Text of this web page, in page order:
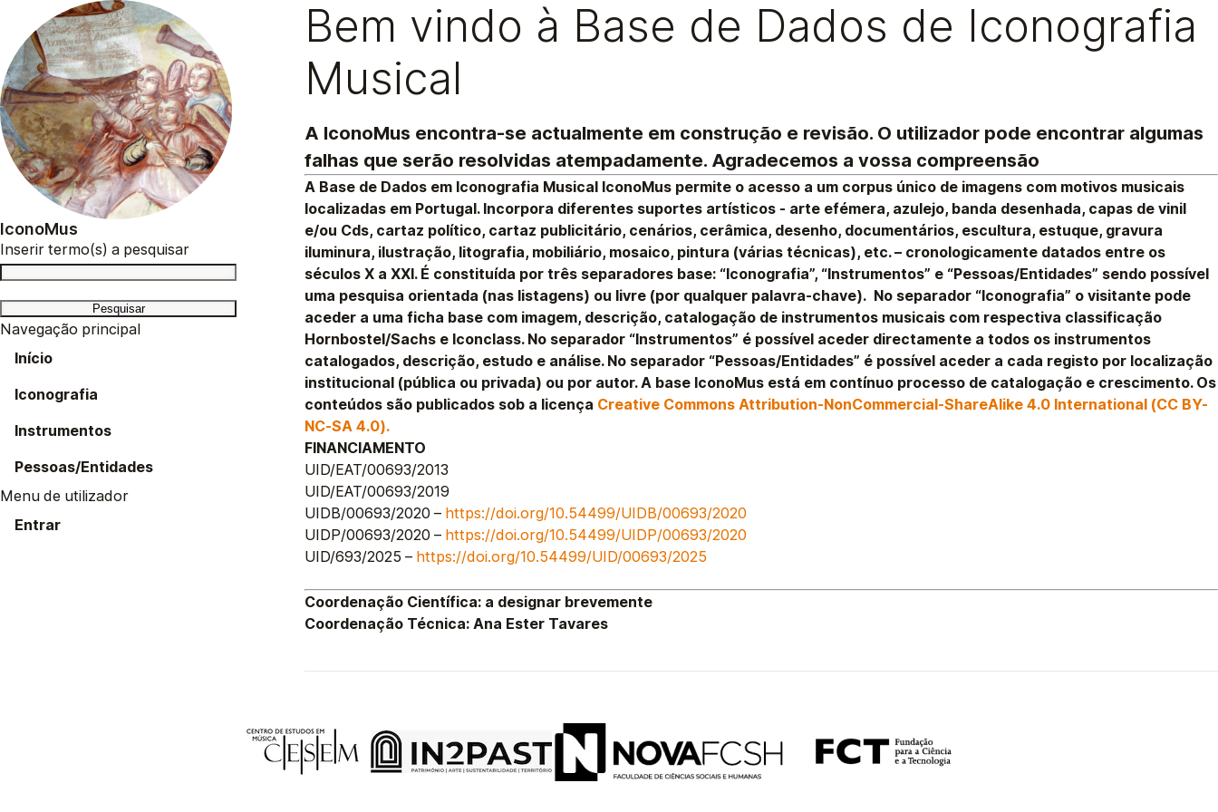
IconoMus
Inserir termo(s) a pesquisar
Navegação principal
Início
Iconografia
Instrumentos
Pessoas/Entidades
Menu de utilizador
Entrar
Bem vindo à Base de Dados de Iconografia
Musical
A IconoMus encontra-se actualmente em construção e revisão. O utilizador pode encontrar algumas
falhas que serão resolvidas atempadamente. Agradecemos a vossa compreensão
A Base de Dados em Iconografia Musical IconoMus permite o acesso a um corpus único de imagens com motivos musicais
localizadas em Portugal. Incorpora diferentes suportes artísticos - arte efémera, azulejo, banda desenhada, capas de vinil
e/ou Cds, cartaz político, cartaz publicitário, cenários, cerâmica, desenho, documentários, escultura, estuque, gravura
iluminura, ilustração, litografia, mobiliário, mosaico, pintura (várias técnicas), etc. – cronologicamente datados entre os
séculos X a XXI. É constituída por três separadores base: “Iconografia”, “Instrumentos” e “Pessoas/Entidades” sendo possível
uma pesquisa orientada (nas listagens) ou livre (por qualquer palavra-chave). No separador “Iconografia” o visitante pode
aceder a uma ficha base com imagem, descrição, catalogação de instrumentos musicais com respectiva classificação
Hornbostel/Sachs e Iconclass. No separador “Instrumentos” é possível aceder directamente a todos os instrumentos
catalogados, descrição, estudo e análise. No separador “Pessoas/Entidades” é possível aceder a cada registo por localização
institucional (pública ou privada) ou por autor. A base IconoMus está em contínuo processo de catalogação e crescimento. Os
conteúdos são publicados sob a licença Creative Commons Attribution-NonCommercial-ShareAlike 4.0 International (CC BY-
NC-SA 4.0).
FINANCIAMENTO
UID/EAT/00693/2013
UID/EAT/00693/2019
UIDB/00693/2020 – https://doi.org/10.54499/UIDB/00693/2020
UIDP/00693/2020 – https://doi.org/10.54499/UIDP/00693/2020
UID/693/2025 – https://doi.org/10.54499/UID/00693/2025
Coordenação Científica: a designar brevemente
Coordenação Técnica: Ana Ester Tavares